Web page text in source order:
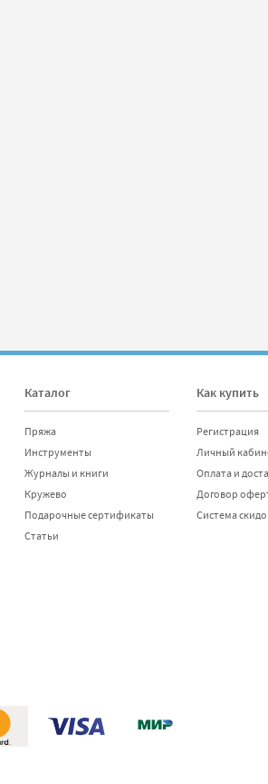
Каталог
Пряжа
Инструменты
Журналы и книги
Кружево
Подарочные сертификаты
Статьи
Как купить
Регистрация
Личный
Оплата и
Договор
Система